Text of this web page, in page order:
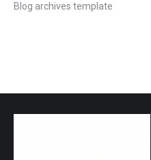
Blog archives template